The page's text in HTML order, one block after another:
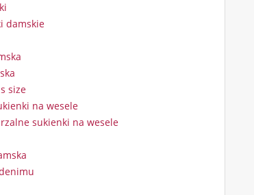
damskie
size
na wesele
sukienki na wesele